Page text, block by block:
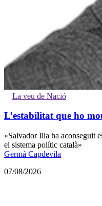
La veu de Nació
L’estabilitat que ho
«Salvador Illa ha aconseguit
el sistema polític català»
Germà Capdevila
07/08/2026